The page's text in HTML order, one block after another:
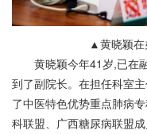
▲黄晓颖在
黄晓颖今年41岁,已在
到了副院长。在担任科室
了中医特色优势重点肺病
科联盟、广西糖尿病联盟